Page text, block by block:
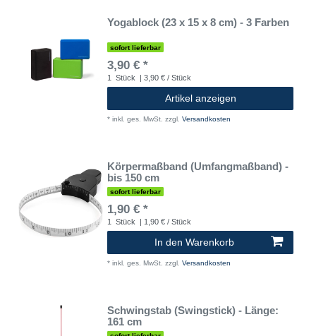
Yogablock (23 x 15 x 8 cm) - 3 Farben
sofort lieferbar
3,90 € *
1 Stück | 3,90 € / Stück
Artikel anzeigen
* inkl. ges. MwSt. zzgl. Versandkosten
Körpermaßband (Umfangmaßband) -
bis 150 cm
sofort lieferbar
1,90 € *
1 Stück | 1,90 € / Stück
In den Warenkorb
* inkl. ges. MwSt. zzgl. Versandkosten
Schwingstab (Swingstick) - Länge:
161 cm